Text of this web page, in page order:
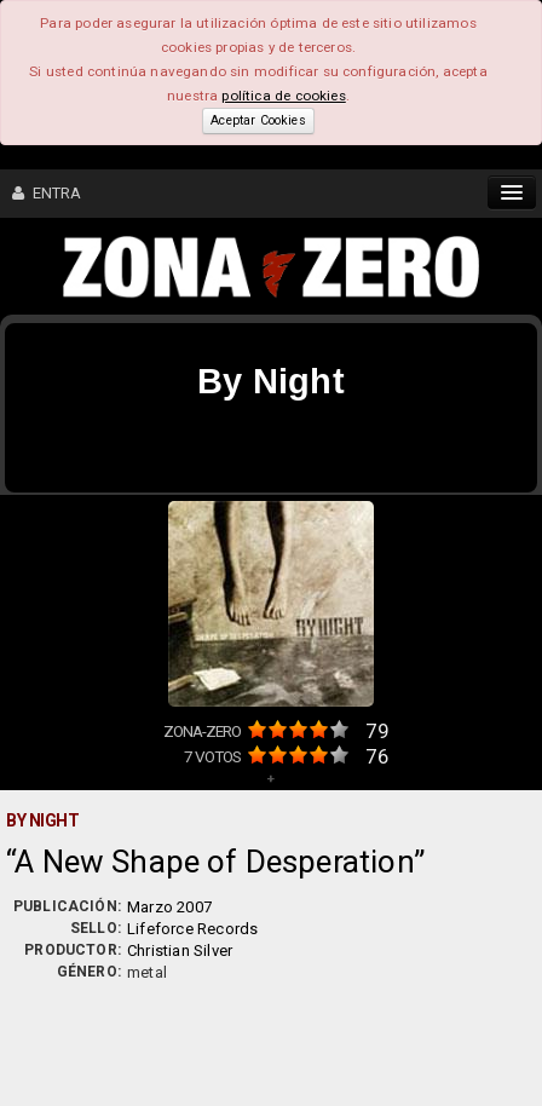
Para poder asegurar la utilización óptima de este sitio utilizamos
cookies propias y de terceros.
Si usted continúa navegando sin modificar su configuración, acepta
nuestrapolítica de cookies.
Aceptar Cookies
ENTRA
CONTENIDO
By Night
ZONA-ZERO 79
7VOTOS 76
+
BY NIGHT
A New Shape of Desperation
PUBLICACIÓN: Marzo 2007
SELLO: Lifeforce Records
PRODUCTOR: Christian Silver
GÉNERO: metal